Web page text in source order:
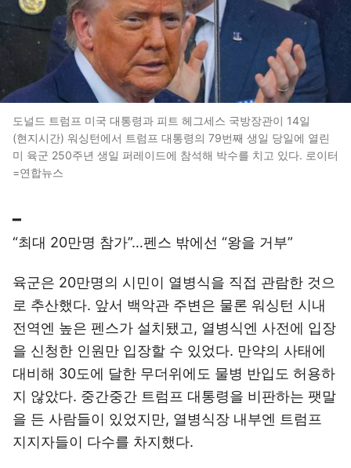
도널드 트럼프 미국 대통령과 피트 헤그세스 국방장관이 14일
(현지시간) 워싱턴에서 트럼프 대통령의 79번째 생일 당일에 열린
미 육군 250주년 생일 퍼레이드에 참석해 박수를 치고 있다. 로이터
=연합뉴스
━
“최대 20만명 참가”…펜스 밖에선 “왕을 거부”
육군은 20만명의 시민이 열병식을 직접 관람한 것으
로 추산했다. 앞서 백악관 주변은 물론 워싱턴 시내
전역엔 높은 펜스가 설치됐고, 열병식엔 사전에 입장
을 신청한 인원만 입장할 수 있었다. 만약의 사태에
대비해 30도에 달한 무더위에도 물병 반입도 허용하
지 않았다. 중간중간 트럼프 대통령을 비판하는 팻말
을 든 사람들이 있었지만, 열병식장 내부엔 트럼프
지지자들이 다수를 차지했다.